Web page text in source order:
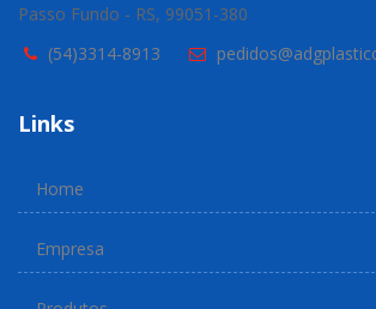
Passo Fundo - RS, 99051-380
(54)3314-8913
Links
Home
Empresa